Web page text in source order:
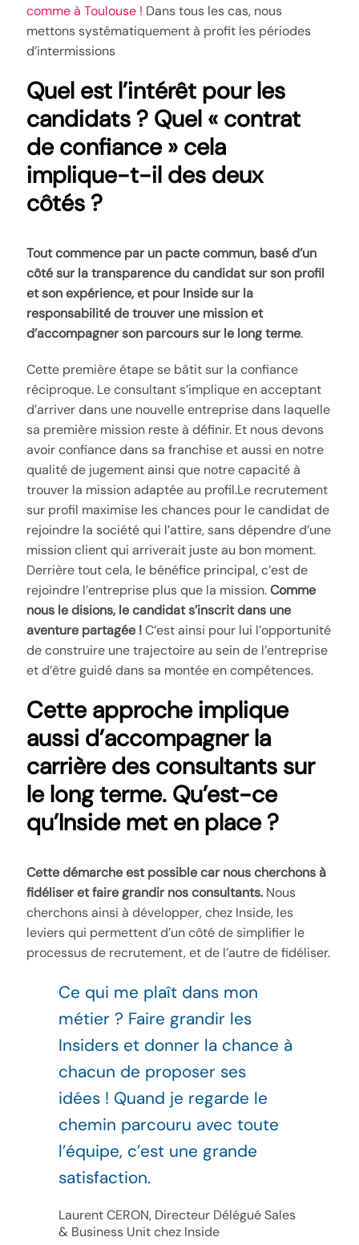
comme à Toulouse ! Dans tous les cas, nous
mettons systématiquement à profit les périodes
d’intermissions
Quel est l’intérêt pour les
candidats ? Quel « contrat
de confiance » cela
implique-t-il des deux
côtés ?
Tout commence par un pacte commun, basé d’un
côté sur la transparence du candidat sur son profil
et son expérience, et pour Inside sur la
responsabilité de trouver une mission et
d’accompagner son parcours sur le long terme.
Cette première étape se bâtit sur la confiance
réciproque. Le consultant s’implique en acceptant
d’arriver dans une nouvelle entreprise dans laquelle
sa première mission reste à définir. Et nous devons
avoir confiance dans sa franchise et aussi en notre
qualité de jugement ainsi que notre capacité à
trouver la mission adaptée au profil.Le recrutement
sur profil maximise les chances pour le candidat de
rejoindre la société qui l’attire, sans dépendre d’une
mission client qui arriverait juste au bon moment.
Derrière tout cela, le bénéfice principal, c’est de
rejoindre l’entreprise plus que la mission.Comme
nous le disions, le candidat s’inscrit dans une
aventure partagée !C’est ainsi pour lui l’opportunité
de construire une trajectoire au sein de l’entreprise
et d’être guidé dans sa montée en compétences.
Cette approche implique
aussi d’accompagner la
carrière des consultants sur
le long terme. Qu’est-ce
qu’Inside met en place ?
Cette démarche est possible car nous cherchons à
fidéliser et faire grandir nos consultants. Nous
cherchons ainsi à développer, chez Inside, les
leviers qui permettent d’un côté de simplifier le
processus de recrutement, et de l’autre de fidéliser.
Ce qui me plaît dans mon
métier ? Faire grandir les
Insiders et donner la chance à
chacun de proposer ses
idées ! Quand je regarde le
chemin parcouru avec toute
l’équipe, c’est une grande
satisfaction.
Laurent CERON, Directeur Délégué Sales
& Business Unit chez Inside